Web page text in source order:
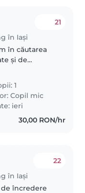
în Iași
21
și de
energie.
este
să
1
Copil mic
ieri
30,00 RON/hr
în Iași
22
încredere